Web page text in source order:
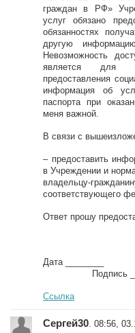
граждан в РФ»
услуг обязано
обязанностях
другую
Невозможность
является для
предоставления
информация об
паспорта при
меня важной.
В связи с
– предоставить
в Учреждении и
владельцу-
соответствующего
Ответ прошу
Дата
Подпись
Ссылка
Сергей30 . 08:56,